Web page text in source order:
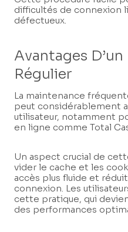
difficultés de connexion
défectueux.
Avantages
Régulier
La maintenance
peut considérablement
utilisateur, notamment
en ligne comme Total
Un aspect crucial de
vider le cache et les
accès plus fluide et
connexion. Les
cette pratique, qui
des performances